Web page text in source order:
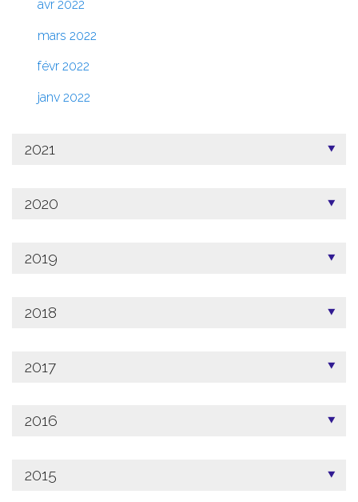
avr 2022
mars 2022
févr 2022
janv 2022
2021
2020
2019
2018
2017
2016
2015